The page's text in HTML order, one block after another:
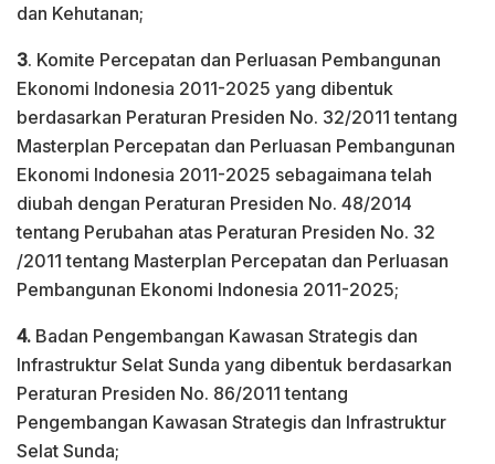
dan Kehutanan;
3. Komite Percepatan dan Perluasan Pembangunan
Ekonomi Indonesia 2011-2025 yang dibentuk
berdasarkan Peraturan Presiden No. 32/2011 tentang
Masterplan Percepatan dan Perluasan Pembangunan
Ekonomi Indonesia 2011-2025 sebagaimana telah
diubah dengan Peraturan Presiden No. 48/2014
tentang Perubahan atas Peraturan Presiden No. 32
/2011 tentang Masterplan Percepatan dan Perluasan
Pembangunan Ekonomi Indonesia 2011-2025;
4. Badan Pengembangan Kawasan Strategis dan
Infrastruktur Selat Sunda yang dibentuk berdasarkan
Peraturan Presiden No. 86/2011 tentang
Pengembangan Kawasan Strategis dan Infrastruktur
Selat Sunda;